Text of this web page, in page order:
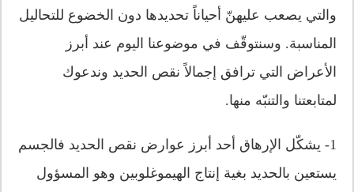
والتي يصعب عليهنّ أحياناً تحديدها دون الخضوع للتحاليل
المناسبة. وسنتوقّف في موضوعنا اليوم عند أبرز
الأعراض التي ترافق إجمالاً نقص الحديد وندعوك
لمتابعتنا والتنبّه منها.
1- يشكّل الإرهاق أحد أبرز عوارض نقص الحديد فالجسم
يستعين بالحديد بغية إنتاج الهيموغلوبين وهو المسؤول